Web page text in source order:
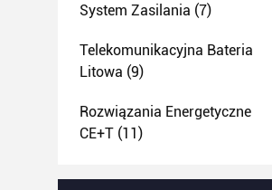
System Zasilania (7)
Telekomunikacyjna Bateria
Litowa (9)
Rozwiązania Energetyczne
CE+T (11)